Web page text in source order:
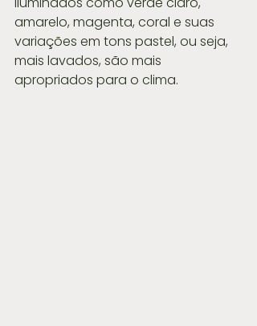
amarelo, magenta, coral e suas
variações em tons pastel, ou seja,
mais lavados, são mais
apropriados para o clima.